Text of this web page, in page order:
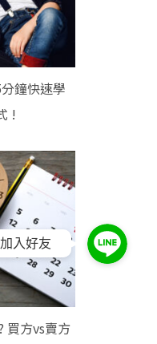
鐘快速學
!
買方vs賣方
加入好友